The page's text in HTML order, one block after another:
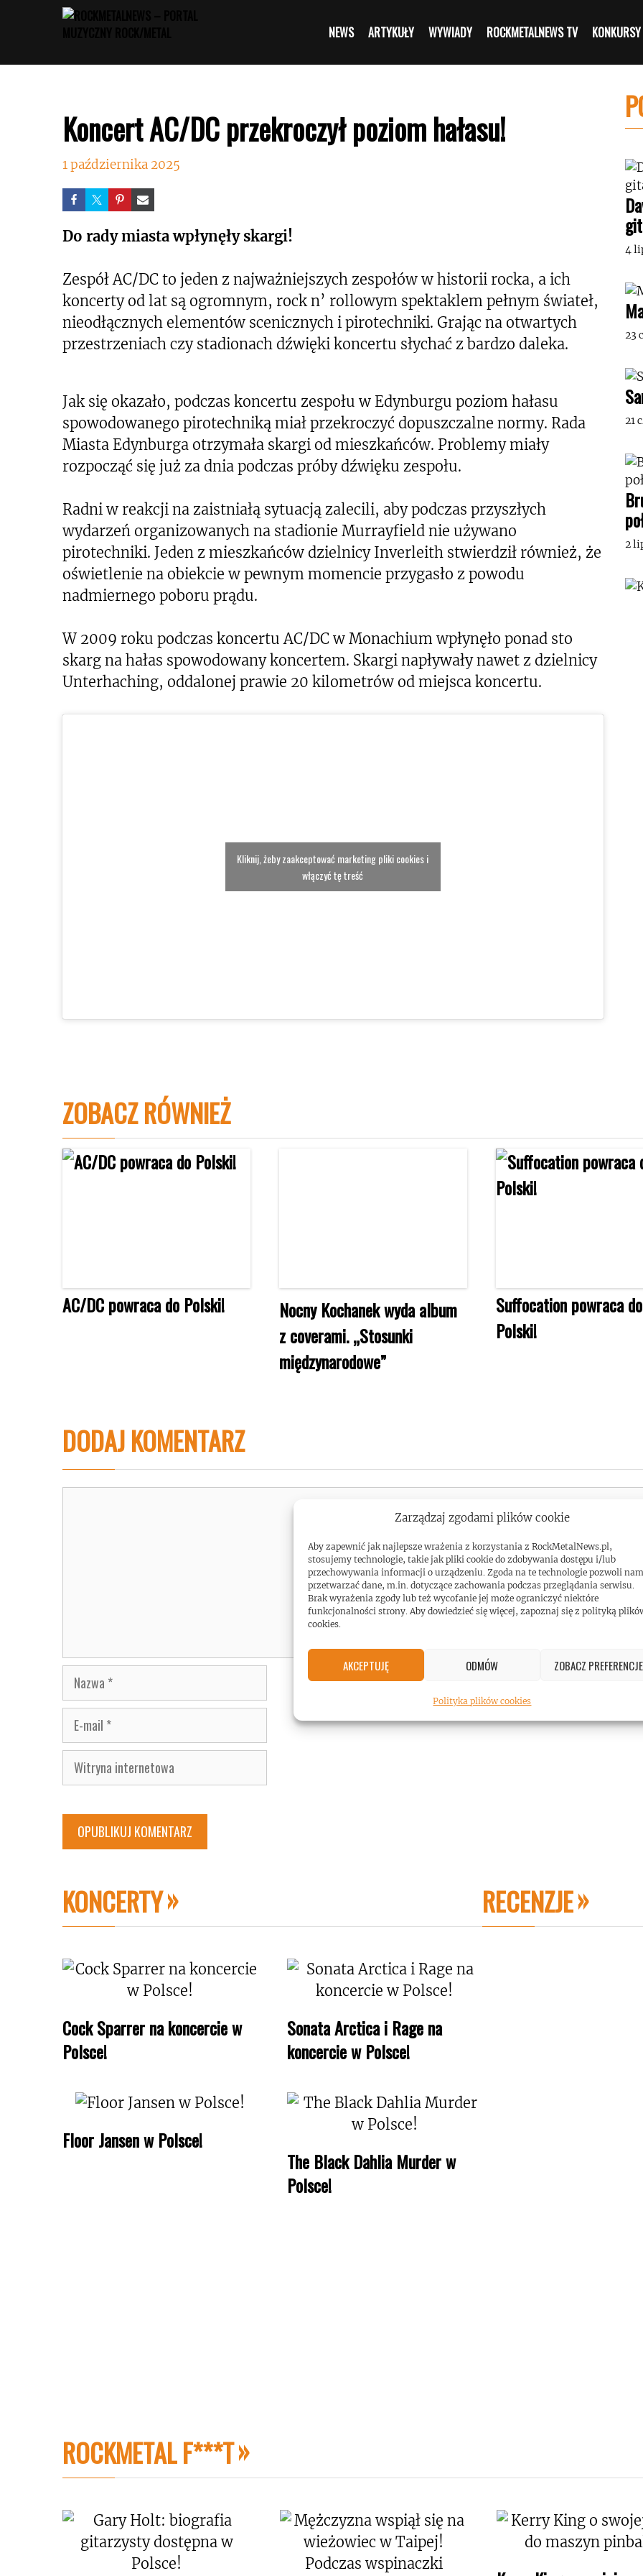
Zarządzaj zgodami plików cookie
Aby zapewnić jak najlepsze wrażenia z korzystania z RockMetalNews.pl,
stosujemy technologie, takie jak pliki cookie do zdobywania dostępu i/lub
przechowywania informacji o urządzeniu. Zgoda na te technologie pozwoli nam
przetwarzać dane, m.in. dotyczące zachowania podczas przeglądania serwisu.
Brak wyrażenia zgody lub też wycofanie jej może ograniczyć niektóre
funkcjonalności strony. Aby dowiedzieć się więcej, zapoznaj się z polityką
cookies.
AKCEPTUJĘ ODMÓW ZOBACZ PREFERENCJE
Polityka plików cookies
NEWS ARTYKUŁY WYWIADY ROCKMETALNEWS TV KONKURSY
Koncert AC/DC przekroczył poziom hałasu!
1 października 2025
Do rady miasta wpłynęły skargi!
Zespół AC/DC to jeden z najważniejszych zespołów w historii rocka, a ich
koncerty od lat są ogromnym, rock n’ rollowym spektaklem pełnym świateł,
nieodłącznych elementów scenicznych i pirotechniki. Grając na otwartych
przestrzeniach czy stadionach dźwięki koncertu słychać z bardzo daleka.
Jak się okazało, podczas koncertu zespołu w Edynburgu poziom hałasu
spowodowanego pirotechniką miał przekroczyć dopuszczalne normy. Rada
Miasta Edynburga otrzymała skargi od mieszkańców. Problemy miały
rozpocząć się już za dnia podczas próby dźwięku zespołu.
Radni w reakcji na zaistniałą sytuacją zalecili, aby podczas przyszłych
wydarzeń organizowanych na stadionie Murrayfield nie używano
pirotechniki. Jeden z mieszkańców dzielnicy Inverleith stwierdził również, że
oświetlenie na obiekcie w pewnym momencie przygasło z powodu
nadmiernego poboru prądu.
W 2009 roku podczas koncertu AC/DC w Monachium wpłynęło ponad sto
skarg na hałas spowodowany koncertem. Skargi napływały nawet z dzielnicy
Unterhaching, oddalonej prawie 20 kilometrów od miejsca koncertu.
Kliknij, żeby zaakceptować marketing pliki cookies i
włączyć tę treść
4
23
21
2
ZOBACZ RÓWNIEŻ
AC/DC powraca do Polski!
Nocny Kochanek wyda album
z coverami. „Stosunki
międzynarodowe”
Suffocation powraca do
Polski!
DODAJ KOMENTARZ
Nazwa
E-
mail
Witryna
internetowa
KONCERTY
Cock Sparrer na koncercie w
Polsce!
Sonata Arctica i Rage na
koncercie w Polsce!
Floor Jansen w Polsce!
The Black Dahlia Murder w
Polsce!
RECENZJE
ROCKMETAL F***T